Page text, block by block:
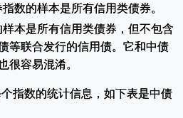
数的样本是所有信用类债券。
本是所有信用类债券，但不包含
等联合发行的信用债。它和中债
很容易混淆。
指数的统计信息，如下表是中债